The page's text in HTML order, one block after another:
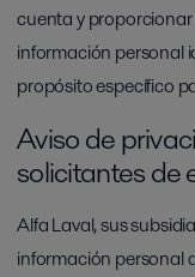
cuenta y proporcionar
información personal
propósito específico
Aviso de
solicitantes de
Alfa Laval, sus
información personal